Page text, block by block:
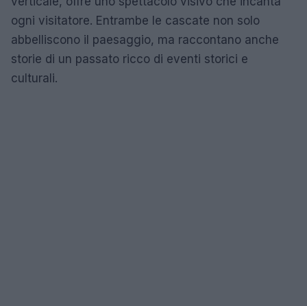
ogni visitatore. Entrambe le cascate non solo
abbelliscono il paesaggio, ma raccontano anche
storie di un passato ricco di eventi storici e
culturali.